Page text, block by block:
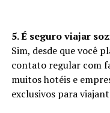
5. É seguro viajar
Sim, desde que você
contato regular com
muitos hotéis e
exclusivos para